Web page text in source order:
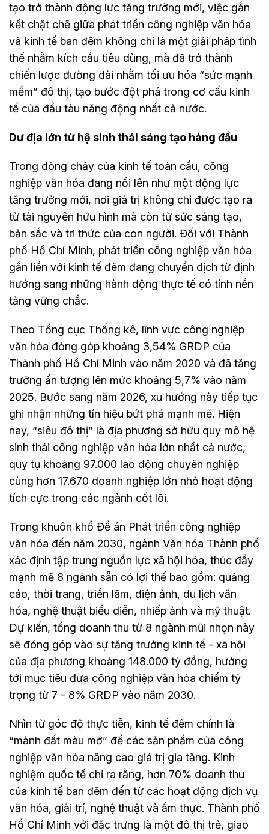
tạo trở thành động lực tăng trưởng mới, việc gắn
kết chặt chẽ giữa phát triển công nghiệp văn hóa
và kinh tế ban đêm không chỉ là một giải pháp tình
thế nhằm kích cầu tiêu dùng, mà đã trở thành
chiến lược đường dài nhằm tối ưu hóa “sức mạnh
mềm” đô thị, tạo bước đột phá trong cơ cấu kinh
tế của đầu tàu năng động nhất cả nước.
Dư địa lớn từ hệ sinh thái sáng tạo hàng đầu
Trong dòng chảy của kinh tế toàn cầu, công
nghiệp văn hóa đang nổi lên như một động lực
tăng trưởng mới, nơi giá trị không chỉ được tạo ra
từ tài nguyên hữu hình mà còn từ sức sáng tạo,
bản sắc và tri thức của con người. Đối với Thành
phố Hồ Chí Minh, phát triển công nghiệp văn hóa
gắn liền với kinh tế đêm đang chuyển dịch từ định
hướng sang những hành động thực tế có tính nền
tảng vững chắc.
Theo Tổng cục Thống kê, lĩnh vực công nghiệp
văn hóa đóng góp khoảng 3,54% GRDP của
Thành phố Hồ Chí Minh vào năm 2020 và đã tăng
trưởng ấn tượng lên mức khoảng 5,7% vào năm
2025. Bước sang năm 2026, xu hướng này tiếp tục
ghi nhận những tín hiệu bứt phá mạnh mẽ. Hiện
nay, “siêu đô thị” là địa phương sở hữu quy mô hệ
sinh thái công nghiệp văn hóa lớn nhất cả nước,
quy tụ khoảng 97.000 lao động chuyên nghiệp
cùng hơn 17.670 doanh nghiệp lớn nhỏ hoạt động
tích cực trong các ngành cốt lõi.
Trong khuôn khổ Đề án Phát triển công nghiệp
văn hóa đến năm 2030, ngành Văn hóa Thành phố
xác định tập trung nguồn lực xã hội hóa, thúc đẩy
mạnh mẽ 8 ngành sẵn có lợi thế bao gồm: quảng
cáo, thời trang, triển lãm, điện ảnh, du lịch văn
hóa, nghệ thuật biểu diễn, nhiếp ảnh và mỹ thuật.
Dự kiến, tổng doanh thu từ 8 ngành mũi nhọn này
sẽ đóng góp vào sự tăng trưởng kinh tế - xã hội
của địa phương khoảng 148.000 tỷ đồng, hướng
tới mục tiêu đưa công nghiệp văn hóa chiếm tỷ
trọng từ 7 - 8% GRDP vào năm 2030.
Nhìn từ góc độ thực tiễn, kinh tế đêm chính là
“mảnh đất màu mỡ” để các sản phẩm của công
nghiệp văn hóa nâng cao giá trị gia tăng. Kinh
nghiệm quốc tế chỉ ra rằng, hơn 70% doanh thu
của kinh tế ban đêm đến từ các hoạt động dịch vụ
văn hóa, giải trí, nghệ thuật và ẩm thực. Thành phố
Hồ Chí Minh với đặc trưng là một đô thị trẻ, giao